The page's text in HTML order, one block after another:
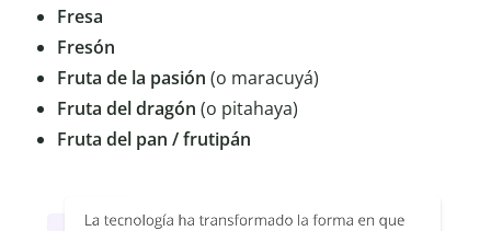
Fresa
Fresón
Fruta de la pasión (o maracuyá)
Fruta del dragón (o pitahaya)
Fruta del pan / frutipán